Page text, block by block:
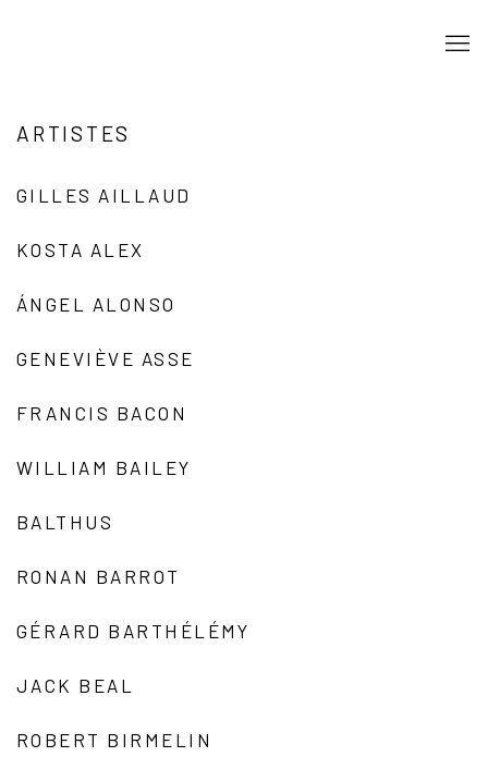
ARTISTES
GILLES AILLAUD
KOSTA ALEX
ÁNGEL ALONSO
GENEVIÈVE ASSE
FRANCIS BACON
WILLIAM BAILEY
BALTHUS
RONAN BARROT
GÉRARD BARTHÉLÉMY
JACK BEAL
ROBERT BIRMELIN